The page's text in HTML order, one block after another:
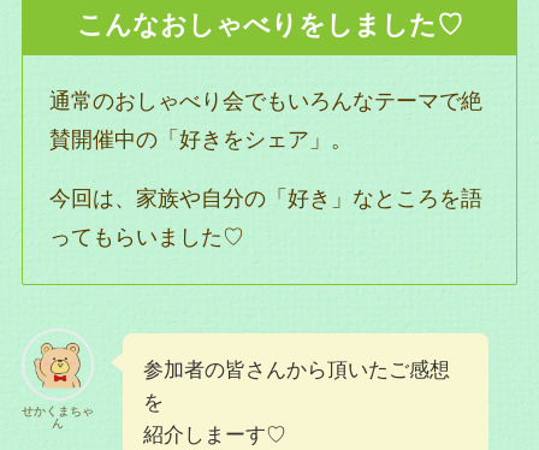
こんなおしゃべりをしました♡
通常のおしゃべり会でもいろんなテーマで絶
賛開催中の「好きをシェア」。
今回は、家族や自分の「好き」なところを語
ってもらいました♡
せかくまちゃ
ん
参加者の皆さんから頂いたご感想
を
紹介しまーす♡